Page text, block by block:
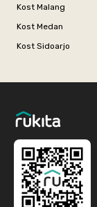
Kost Malang
Kost Medan
Kost Sidoarjo